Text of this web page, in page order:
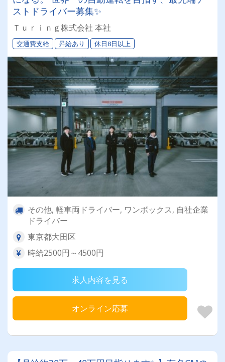
ストドライバー募集✨
Ｔｕｒｉｎｇ株式会社 本社
交通費支給 昇給あり 休日8日以上
その他, 軽車両ドライバー, ワンボックス, 自社企業
ドライバー
東京都大田区
時給2500円～4500円
求人内容を見る
オンライン応募